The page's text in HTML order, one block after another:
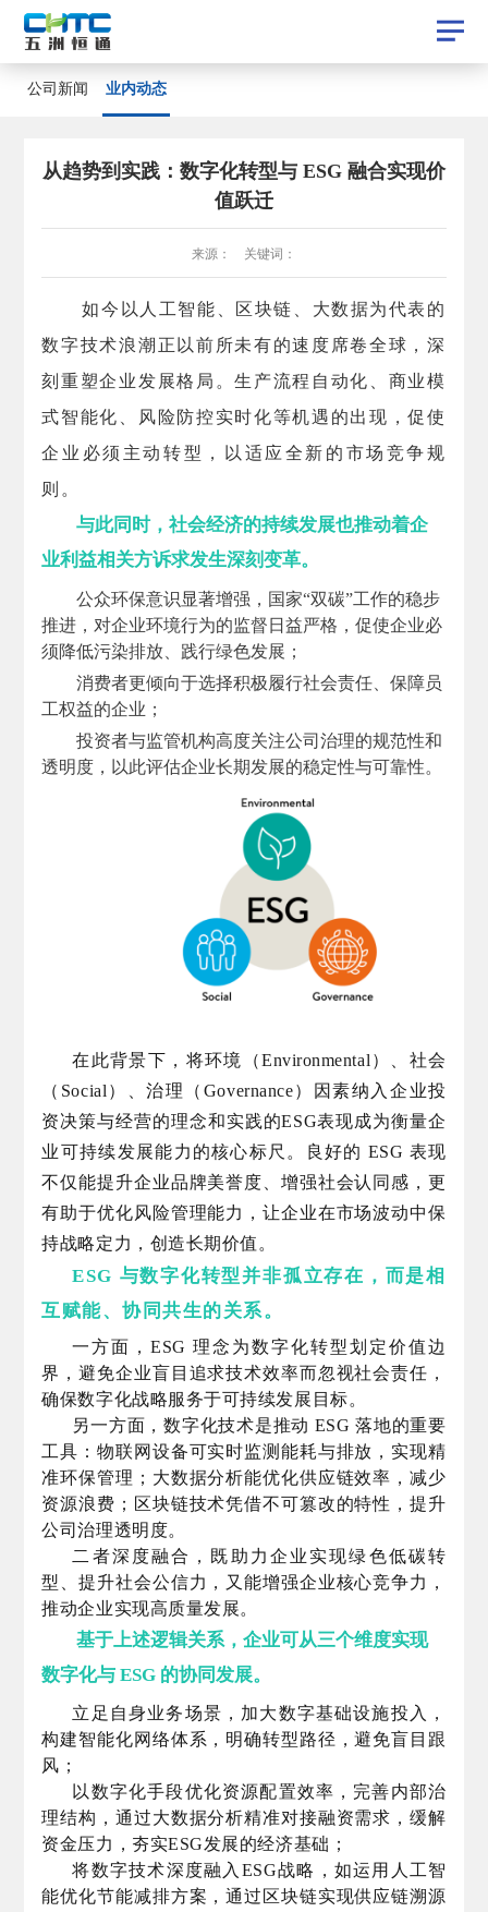
公司新闻 业内动态
从趋势到实践：数字化转型与 ESG 融合实现价
值跃迁
来源： 关键词：
如今以人工智能、区块链、大数据为代表的
数字技术浪潮正以前所未有的速度席卷全球，深
刻重塑企业发展格局。生产流程自动化、商业模
式智能化、风险防控实时化等机遇的出现，促使
企业必须主动转型，以适应全新的市场竞争规
则。
与此同时，社会经济的持续发展也推动着企
业利益相关方诉求发生深刻变革。
公众环保意识显著增强，国家“双碳”工作的稳步
推进，对企业环境行为的监督日益严格，促使企业必
须降低污染排放、践行绿色发展；
消费者更倾向于选择积极履行社会责任、保障员
工权益的企业；
投资者与监管机构高度关注公司治理的规范性和
透明度，以此评估企业长期发展的稳定性与可靠性。
在此背景下，将环境（Environmental）、社会
（Social）、治理（Governance）因素纳入企业投
资决策与经营的理念和实践的ESG表现成为衡量企
业可持续发展能力的核心标尺。良好的 ESG 表现
不仅能提升企业品牌美誉度、增强社会认同感，更
有助于优化风险管理能力，让企业在市场波动中保
持战略定力，创造长期价值。
ESG 与数字化转型并非孤立存在，而是相
互赋能、协同共生的关系。
一方面，ESG 理念为数字化转型划定价值边
界，避免企业盲目追求技术效率而忽视社会责任，
确保数字化战略服务于可持续发展目标。
另一方面，数字化技术是推动 ESG 落地的重要
工具：物联网设备可实时监测能耗与排放，实现精
准环保管理；大数据分析能优化供应链效率，减少
资源浪费；区块链技术凭借不可篡改的特性，提升
公司治理透明度。
二者深度融合，既助力企业实现绿色低碳转
型、提升社会公信力，又能增强企业核心竞争力，
推动企业实现高质量发展。
基于上述逻辑关系，企业可从三个维度实现
数字化与 ESG 的协同发展。
立足自身业务场景，加大数字基础设施投入，
构建智能化网络体系，明确转型路径，避免盲目跟
风；
以数字化手段优化资源配置效率，完善内部治
理结构，通过大数据分析精准对接融资需求，缓解
资金压力，夯实ESG发展的经济基础；
将数字技术深度融入ESG战略，如运用人工智
能优化节能减排方案，通过区块链实现供应链溯源